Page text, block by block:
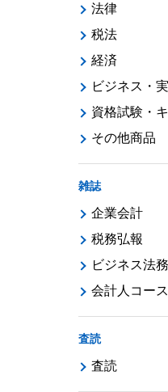
法律
税法
経済
ビジネス・
資格試験・
その他商品
雑誌
企業会計
税務弘報
ビジネス法務
会計人コース
査読
査読